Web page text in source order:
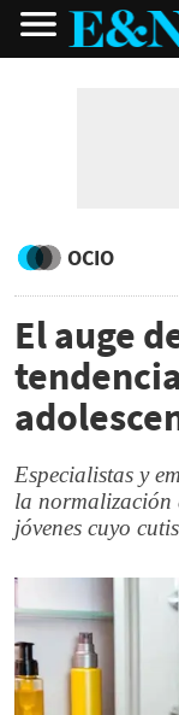
OCIO
El auge
Especialistas y
la normalización
jóvenes cuyo